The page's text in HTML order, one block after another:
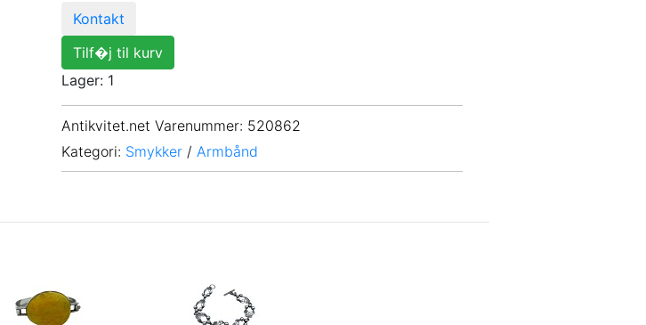
Kontakt
Tilf�j til kurv
Lager: 1
Antikvitet.net Varenummer: 520862
Kategori: Smykker / Armbånd